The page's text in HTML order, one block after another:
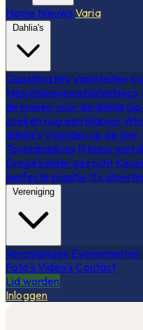
Home Nieuws Varia
Dahlia's
Classificaties Variëteiten
Mexiehieieieieiehiehiehieco
de knieën voor de dahlia
zoeken nog een blauwe
dahlia's Vijanden op de loer
Toverdrankjes Fitness met
Droge kelder gezocht
perfecte plaatje It's
Vereniging
Verenigingen Evenementen
Foto's Video's Contact
Lid worden
Inloggen